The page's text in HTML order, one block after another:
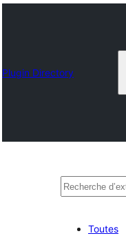
Plugin Directory
Rechercher
Toutes